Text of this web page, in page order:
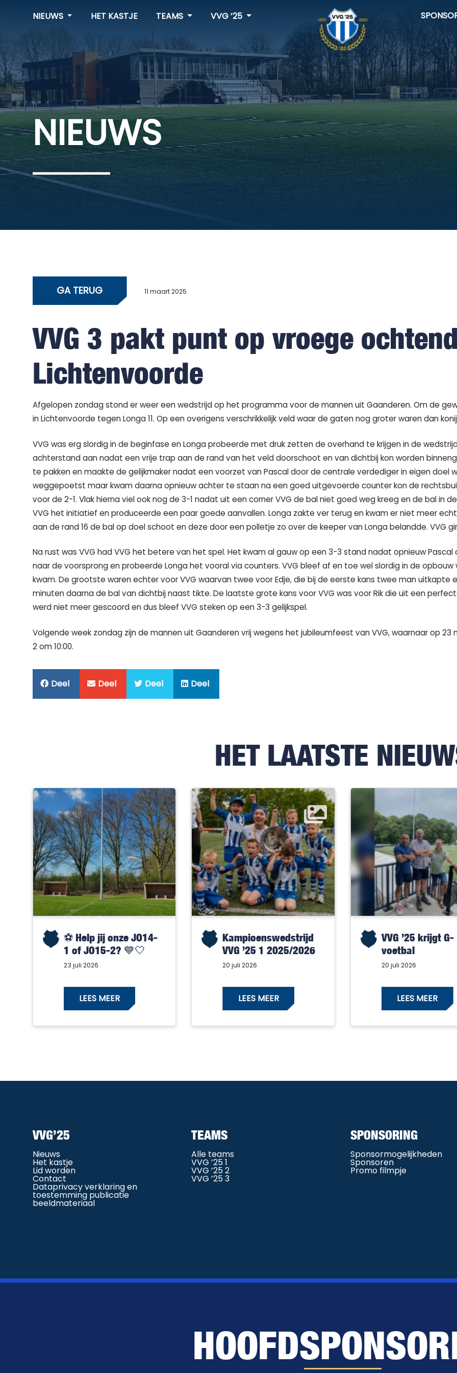
NIEUWS HET KASTJE TEAMS VVG ’25
NIEUWS
GA TERUG 11 maart 2025
VVG 3 pakt punt op vroege
Lichtenvoorde
Afgelopen zondag stond er weer een wedstrijd op het programma voor de mannen uit Gaanderen. Om de
in Lichtenvoorde tegen Longa 11. Op een overigens verschrikkelijk veld waar de gaten nog groter waren dan
VVG was erg slordig in de beginfase en Longa probeerde met druk zetten de overhand te krijgen in de
achterstand aan nadat een vrije trap aan de rand van het veld doorschoot en van dichtbij kon worden
te pakken en maakte de gelijkmaker nadat een voorzet van Pascal door de centrale verdediger in eigen doel
weggepoetst maar kwam daarna opnieuw achter te staan na een goed uitgevoerde counter kon de
voor de 2-1. Vlak hierna viel ook nog de 3-1 nadat uit een corner VVG de bal niet goed weg kreeg en de bal in
VVG het initiatief en produceerde een paar goede aanvallen. Longa zakte ver terug en kwam er niet meer
aan de rand 16 de bal op doel schoot en deze door een polletje zo over de keeper van Longa belandde. VVG
Na rust was VVG had VVG het betere van het spel. Het kwam al gauw op een 3-3 stand nadat opnieuw
naar de voorsprong en probeerde Longa het vooral via counters. VVG bleef af en toe wel slordig in de
kwam. De grootste waren echter voor VVG waarvan twee voor Edje, die bij de eerste kans twee man uitkapte
minuten daarna de bal van dichtbij naast tikte. De laatste grote kans voor VVG was voor Rik die uit een
werd niet meer gescoord en dus bleef VVG steken op een 3-3 gelijkspel.
Volgende week zondag zijn de mannen uit Gaanderen vrij wegens het jubileumfeest van VVG, waarnaar op
2 om 10:00.
Deel Deel Deel Deel
HET LAATSTE
⚽️ Help jij onze JO14-
1 of JO15-2? 💙🤍
23 juli 2026
LEES MEER
Kampioenswedstrijd
VVG ’25 1 2025/2026
20 juli 2026
LEES MEER
VVG ’25 krijgt G-
voetbal
20 juli 2026
LEES MEER
VVG’25
Nieuws
Het kastje
Lid worden
Contact
Dataprivacy verklaring en
toestemming publicatie
beeldmateriaal
TEAMS
Alle teams
VVG ’25 1
VVG ’25 2
VVG ’25 3
SPONSORING
Sponsormogelijkheden
Sponsoren
Promo filmpje